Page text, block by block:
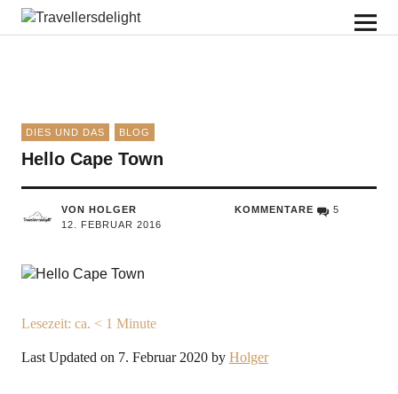
Travellersdelight
DIES UND DAS BLOG
Hello Cape Town
VON HOLGER
12. FEBRUAR 2016
KOMMENTARE 5
Lesezeit: ca. < 1 Minute
Last Updated on 7. Februar 2020 by Holger